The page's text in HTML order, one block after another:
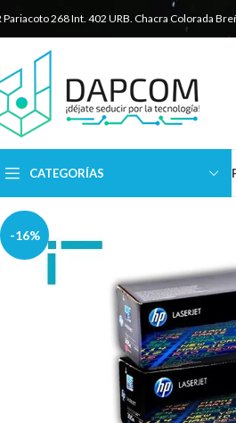
Pariacoto 268 Int. 402 URB. Chacra Colorada
CATEGORÍAS
-16%